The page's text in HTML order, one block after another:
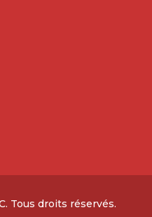
. Tous droits réservés.